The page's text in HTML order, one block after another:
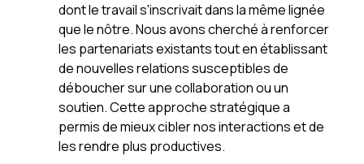
dont le travail s'inscrivait dans la même lignée
que le nôtre. Nous avons cherché à renforcer
les partenariats existants tout en établissant
de nouvelles relations susceptibles de
déboucher sur une collaboration ou un
soutien. Cette approche stratégique a
permis de mieux cibler nos interactions et de
les rendre plus productives.